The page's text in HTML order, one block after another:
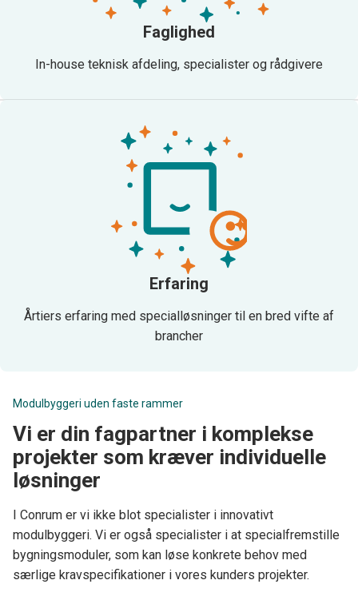
Faglighed
In-house teknisk afdeling, specialister og rådgivere
Erfaring
Årtiers erfaring med specialløsninger til en bred vifte af
brancher
Modulbyggeri uden faste rammer
Vi er din fagpartner i komplekse
projekter som kræver individuelle
løsninger
I Conrum er vi ikke blot specialister i innovativt
modulbyggeri. Vi er også specialister i at specialfremstille
bygningsmoduler, som kan løse konkrete behov med
særlige kravspecifikationer i vores kunders projekter.